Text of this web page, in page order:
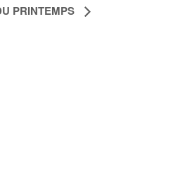
PRINTEMPS